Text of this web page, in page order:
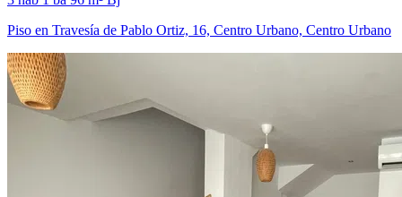
Piso en Travesía de Pablo Ortiz, 16, Centro Urbano, Centro Urbano